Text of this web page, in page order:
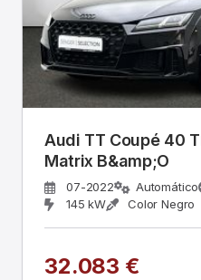
Audi TT Coupé 40
Matrix B&amp;O
07-2022 Automático
145 kW
Color Negro
32.083 €